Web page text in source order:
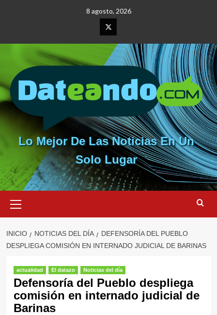
8 agosto, 2026
Elemento
del
menú
Lo Mejor De Las Noticias En Un
Solo Lugar
primario
INICIO NOTICIAS DEL DÍA
DEFENSORÍA DEL PUEBLO
DESPLIEGA COMISIÓN EN INTERNADO JUDICIAL DE BARINAS
actualidad El datazo Noticias del día
Defensoría del Pueblo despliega
comisión en internado judicial de
Barinas